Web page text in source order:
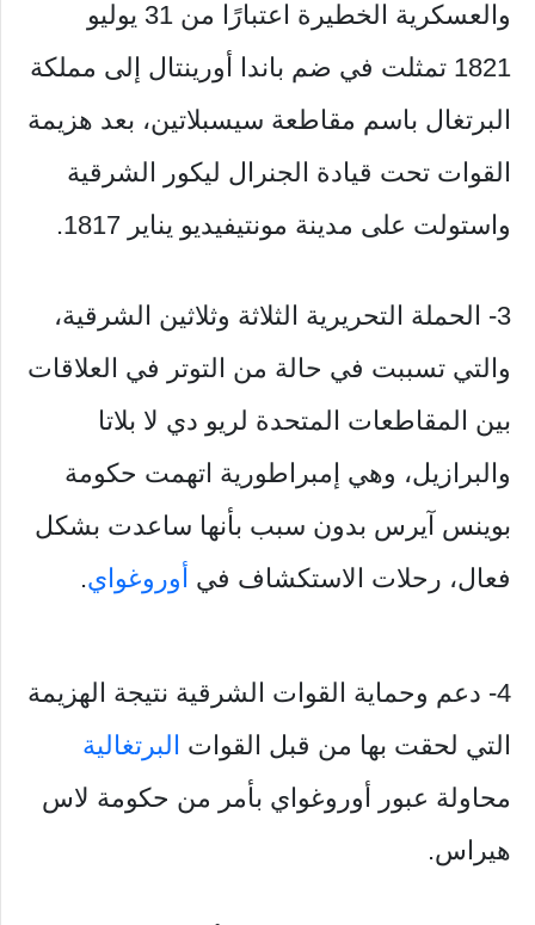
والعسكرية الخطيرة اعتبارًا من 31 يوليو
1821 تمثلت في ضم باندا أورينتال إلى مملكة
البرتغال باسم مقاطعة سيسبلاتين، بعد هزيمة
القوات تحت قيادة الجنرال ليكور الشرقية
واستولت على مدينة مونتيفيديو يناير 1817.
3- الحملة التحريرية الثلاثة وثلاثين الشرقية،
والتي تسببت في حالة من التوتر في العلاقات
بين المقاطعات المتحدة لريو دي لا بلاتا
والبرازيل، وهي إمبراطورية اتهمت حكومة
بوينس آيرس بدون سبب بأنها ساعدت بشكل
فعال، رحلات الاستكشاف في أوروغواي.
4- دعم وحماية القوات الشرقية نتيجة الهزيمة
التي لحقت بها من قبل القوات البرتغالية
محاولة عبور أوروغواي بأمر من حكومة لاس
هيراس.